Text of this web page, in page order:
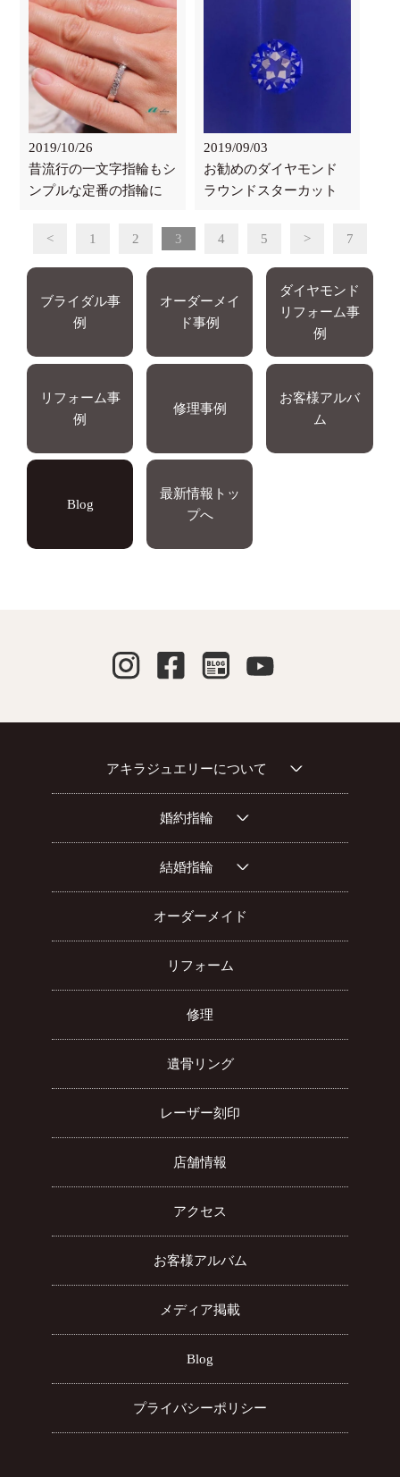
2019/10/26
昔流行の一文字指輪もシ
ンプルな定番の指輪に
2019/09/03
お勧めのダイヤモンド
ラウンドスターカット
< 1 2 3 4 5 > 7
ブライダル事
例
オーダーメイ
ド事例
ダイヤモンド
リフォーム事
例
リフォーム事
例
修理事例
お客様アルバ
ム
Blog
最新情報トッ
プへ
アキラジュエリーについて
婚約指輪
結婚指輪
オーダーメイド
リフォーム
修理
遺骨リング
レーザー刻印
店舗情報
アクセス
お客様アルバム
メディア掲載
Blog
プライバシーポリシー